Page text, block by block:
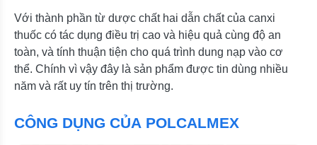
Với thành phần từ dược chất hai dẫn chất của canxi
thuốc có tác dụng điều trị cao và hiệu quả cùng độ an
toàn, và tính thuận tiện cho quá trình dung nạp vào cơ
thể. Chính vì vậy đây là sản phẩm được tin dùng nhiều
năm và rất uy tín trên thị trường.
CÔNG DỤNG CỦA POLCALMEX